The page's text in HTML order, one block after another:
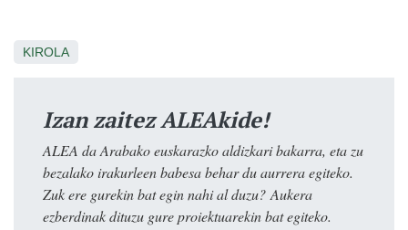
KIROLA
Izan zaitez ALEAkide!
ALEA da Arabako euskarazko aldizkari bakarra, eta zu
bezalako irakurleen babesa behar du aurrera egiteko.
Zuk ere gurekin bat egin nahi al duzu? Aukera
ezberdinak dituzu gure proiektuarekin bat egiteko.